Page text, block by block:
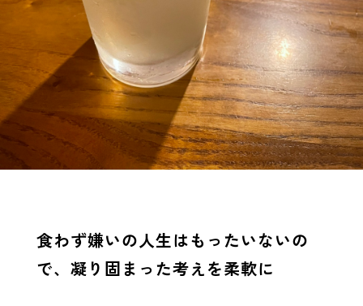
食わず嫌いの人生はもったいないの
で、凝り固まった考えを柔軟に